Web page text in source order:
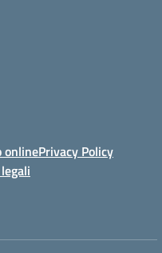
onlinePrivacy Policy